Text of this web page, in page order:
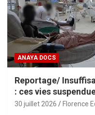
ANAYA DOCS
Reportage/
: ces vies
et espoir
30 juillet 2026 Florence